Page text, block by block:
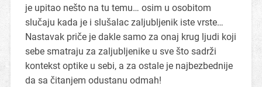
je upitao nešto na tu temu… osim u osobitom
slučaju kada je i slušalac zaljubljenik iste vrste…
Nastavak priče je dakle samo za onaj krug ljudi koji
sebe smatraju za zaljubljenike u sve što sadrži
kontekst optike u sebi, a za ostale je najbezbednije
da sa čitanjem odustanu odmah!